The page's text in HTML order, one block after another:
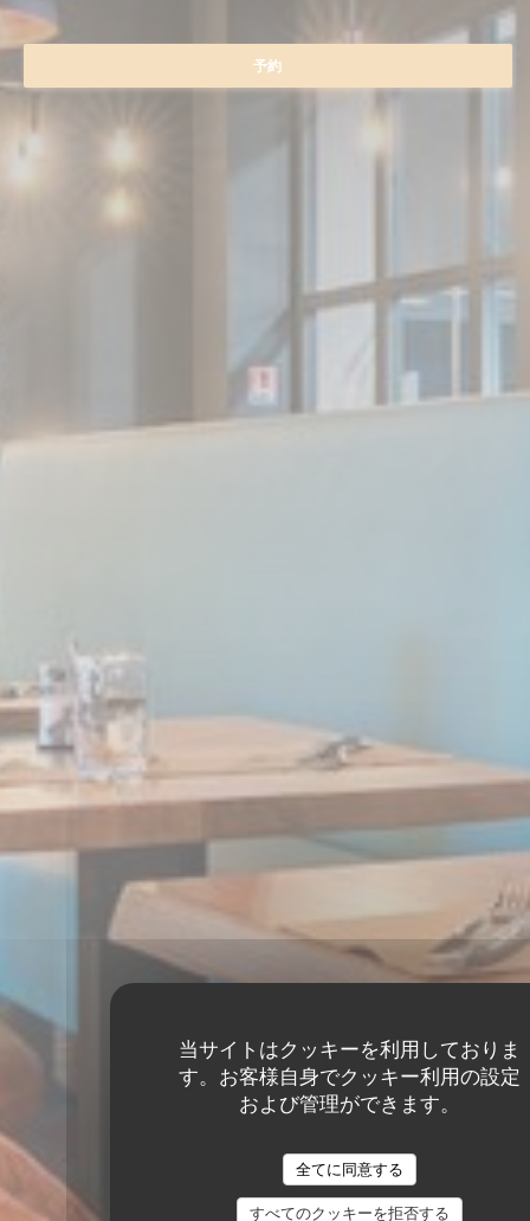
当サイトはクッキーを利用しておりま
す。お客様自身でクッキー利用の設定
および管理ができます。
全てに同意する
すべてのクッキーを拒否する
予約